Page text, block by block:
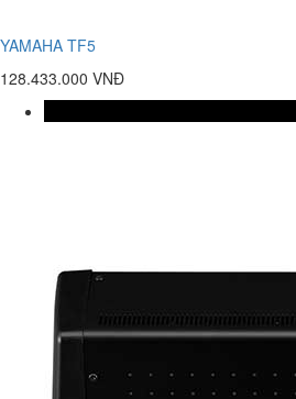
YAMAHA TF5
128.433.000 VNĐ